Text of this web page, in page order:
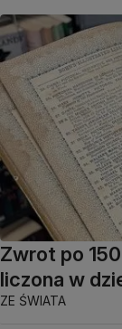
Zwrot po
liczona w
ZE ŚWIATA